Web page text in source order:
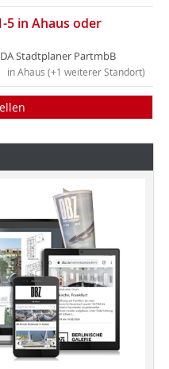
5 in Ahaus oder
Stadtplaner PartmbB
in Ahaus (+1 weiterer Standort)